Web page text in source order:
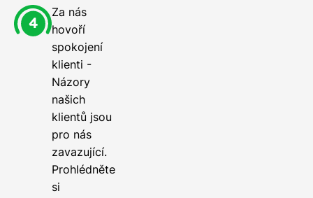
Za nás
hovoří
spokojení
klienti -
Názory
našich
klientů jsou
pro nás
zavazující.
Prohlédněte
si